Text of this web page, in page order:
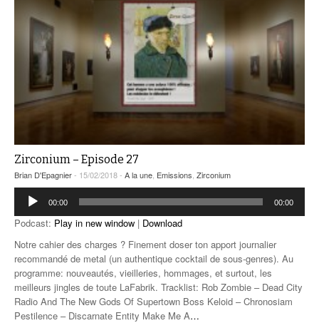
Zirconium – Episode 27
Brian D'Epagnier- 15/02/2018 - A la une Emissions Zirconium
Lecteur
audio
00:00 00:00
Podcast: Play in new window | Download
Notre cahier des charges ? Finement doser ton apport journalier
recommandé de metal (un authentique cocktail de sous-genres). Au
programme: nouveautés, vieilleries, hommages, et surtout, les
meilleurs jingles de toute LaFabrik. Tracklist: Rob Zombie – Dead City
Radio And The New Gods Of Supertown Boss Keloid – Chronosiam
Pestilence – Discarnate Entity Make Me A…